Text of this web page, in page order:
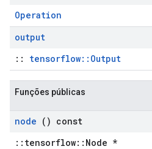
Operation
output
:: tensorflow::Output
Funções públicas
node () const
::tensorflow::Node *